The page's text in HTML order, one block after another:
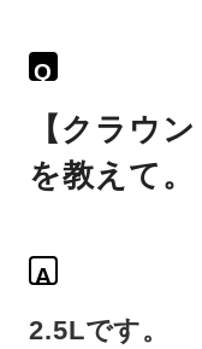
Q
【クラウ
を教えて。
A
2.5Lです。